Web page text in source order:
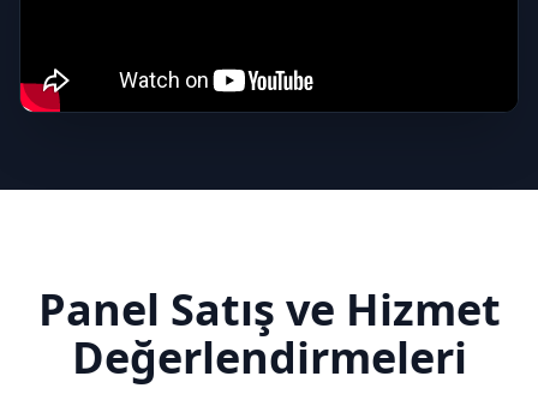
Panel Satış ve Hizmet
Değerlendirmeleri